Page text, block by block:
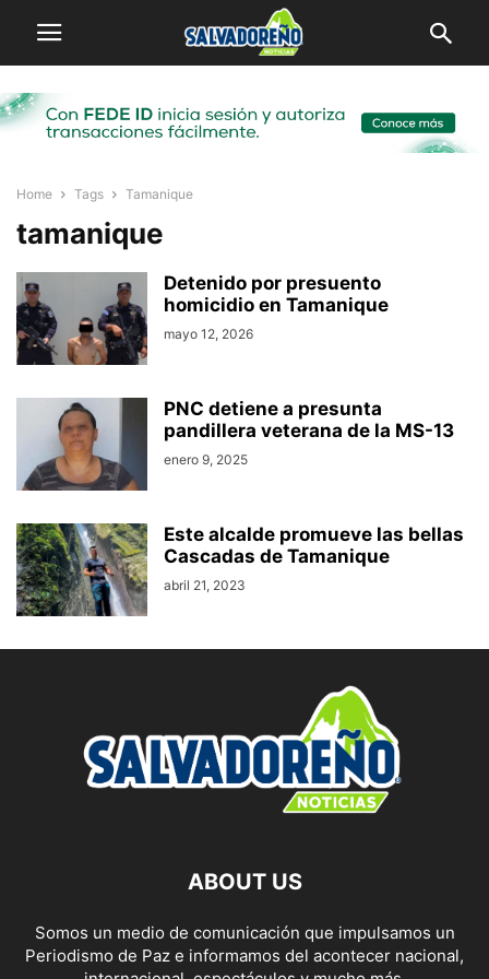
Home Tags Tamanique
tamanique
Detenido por presuento
homicidio en Tamanique
mayo 12, 2026
PNC detiene a presunta
pandillera veterana de la MS-13
enero 9, 2025
Este alcalde promueve las bellas
Cascadas de Tamanique
abril 21, 2023
ABOUT US
Somos un medio de comunicación que impulsamos un
Periodismo de Paz e informamos del acontecer nacional,